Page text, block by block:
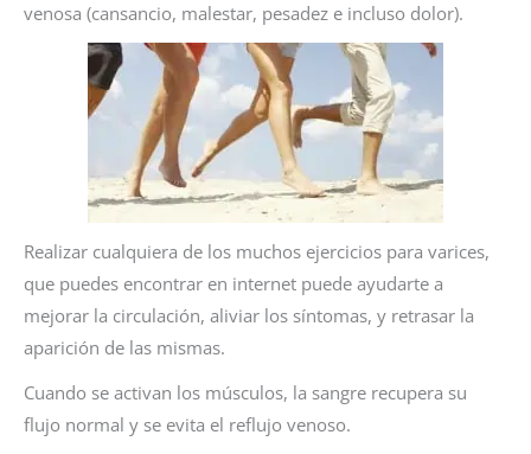
venosa (cansancio, malestar, pesadez e incluso dolor).
Realizar cualquiera de los muchos ejercicios para varices,
que puedes encontrar en internet puede ayudarte a
mejorar la circulación, aliviar los síntomas, y retrasar la
aparición de las mismas.
Cuando se activan los músculos, la sangre recupera su
flujo normal y se evita el reflujo venoso.